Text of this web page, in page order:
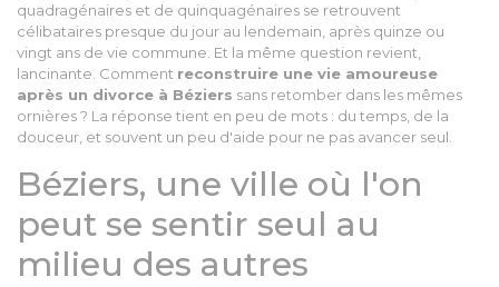
quadragénaires et de quinquagénaires se retrouvent
célibataires presque du jour au lendemain, après quinze ou
vingt ans de vie commune. Et la même question revient,
lancinante. Comment reconstruire une vie amoureuse
après un divorce à Béziers sans retomber dans les mêmes
ornières ? La réponse tient en peu de mots : du temps, de la
douceur, et souvent un peu d'aide pour ne pas avancer seul.
Béziers, une ville où l'on
peut se sentir seul au
milieu des autres